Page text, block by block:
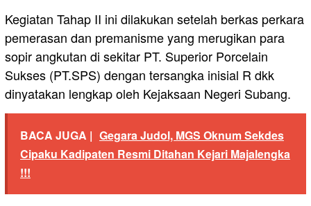
Kegiatan Tahap II ini dilakukan setelah berkas perkara
pemerasan dan premanisme yang merugikan para
sopir angkutan di sekitar PT. Superior Porcelain
Sukses (PT.SPS) dengan tersangka inisial R dkk
dinyatakan lengkap oleh Kejaksaan Negeri Subang.
BACA JUGA | Gegara Judol, MGS Oknum Sekdes
Cipaku Kadipaten Resmi Ditahan Kejari Majalengka
!!!